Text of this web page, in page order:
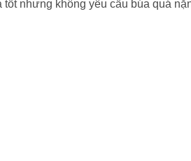
nhưng không yêu cầu búa quá